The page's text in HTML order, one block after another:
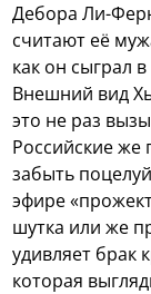
Дебора Ли-
считают её
как он сыграл
Внешний вид
это не раз
Российские же
забыть
эфире
шутка или же
удивляет брак
которая